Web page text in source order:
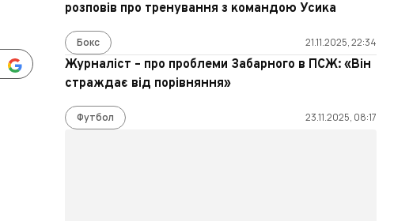
розповів про тренування з командою Усика
Бокс 21.11.2025, 22:34
Журналіст – про проблеми Забарного в ПСЖ: «Він
страждає від порівняння»
Футбол 23.11.2025, 08:17